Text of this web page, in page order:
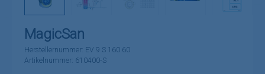
MagicSan
Herstellernummer: EV 9 S 160 60
Artikelnummer: 610400-S